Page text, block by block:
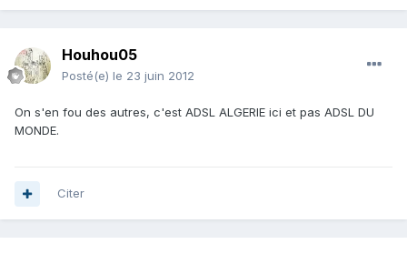
Houhou05
Posté(e) le 23 juin 2012
On s'en fou des autres, c'est ADSL ALGERIE ici et pas ADSL DU
MONDE.
Citer